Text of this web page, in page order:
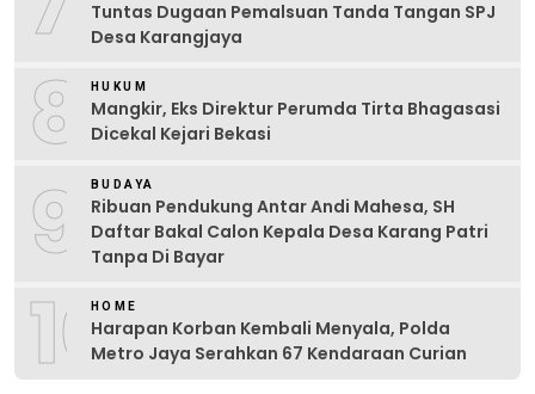
Tuntas Dugaan Pemalsuan Tanda Tangan SPJ
Desa Karangjaya
8 HUKUM
Mangkir, Eks Direktur Perumda Tirta Bhagasasi
Dicekal Kejari Bekasi
9 BUDAYA
Ribuan Pendukung Antar Andi Mahesa, SH
Daftar Bakal Calon Kepala Desa Karang Patri
Tanpa Di Bayar
10HOME
Harapan Korban Kembali Menyala, Polda
Metro Jaya Serahkan 67 Kendaraan Curian